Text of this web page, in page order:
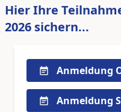
Hier Ihre
2026 sichern...
Anmeldung
Anmeldung